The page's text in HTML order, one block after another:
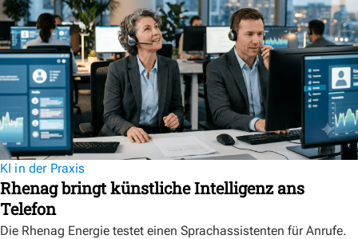
KI in der Praxis
Rhenag bringt künstliche Intelligenz ans
Telefon
Die Rhenag Energie testet einen Sprachassistenten für Anrufe.